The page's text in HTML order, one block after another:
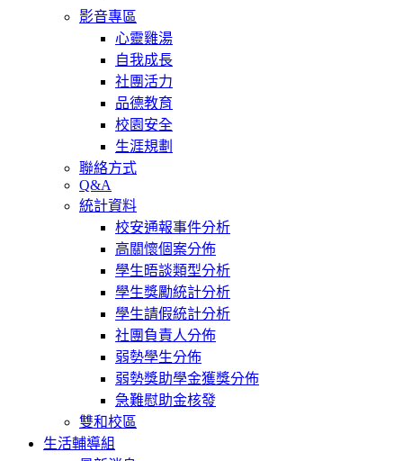
影音專區
心靈雞湯
自我成長
社團活力
品德教育
校園安全
生涯規劃
聯絡方式
Q&A
統計資料
校安通報事件分析
高關懷個案分佈
學生晤談類型分析
學生獎勵統計分析
學生請假統計分析
社團負責人分佈
弱勢學生分佈
弱勢獎助學金獲獎分佈
急難慰助金核發
雙和校區
生活輔導組